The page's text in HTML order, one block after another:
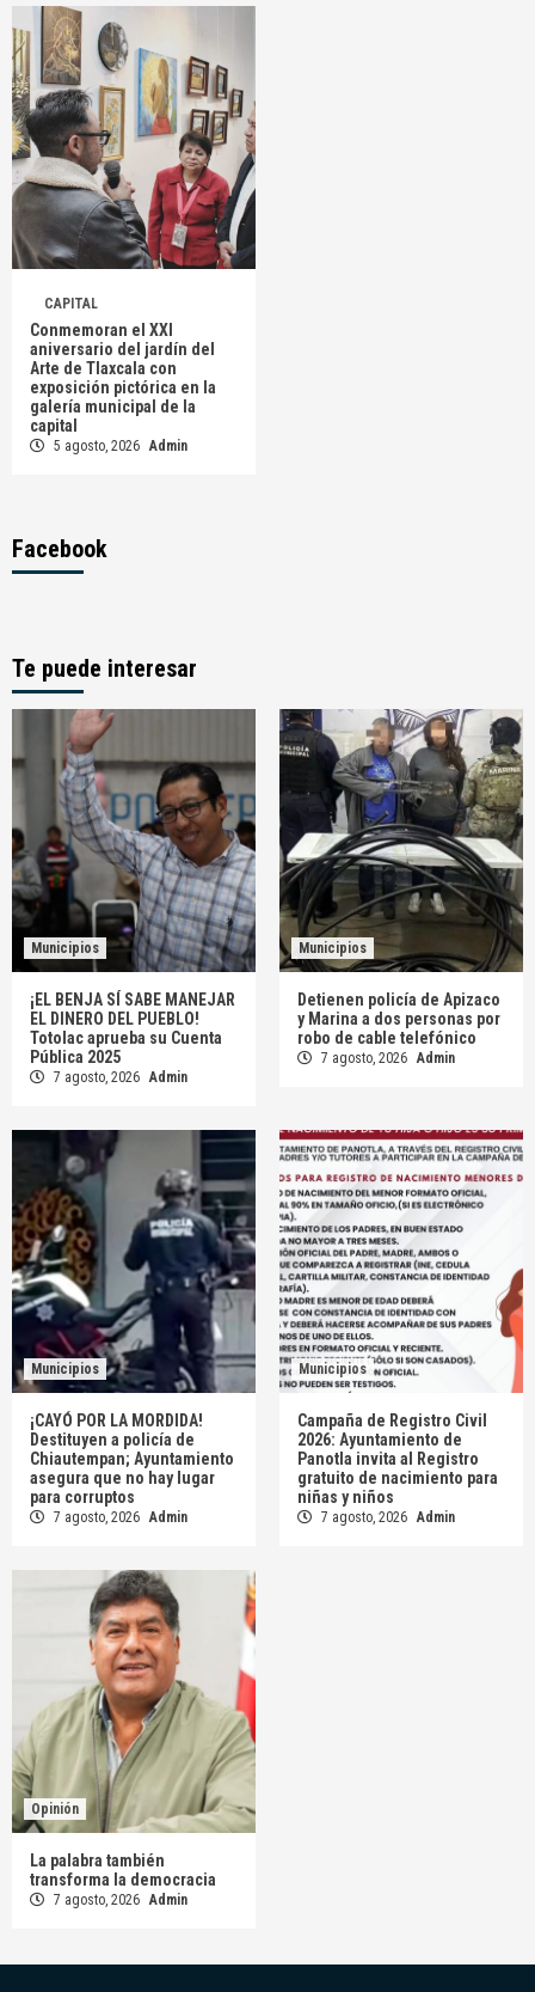
CAPITAL
Conmemoran el XXI
aniversario del jardín del
Arte de Tlaxcala con
exposición pictórica en la
galería municipal de la
capital
5 agosto, 2026 Admin
Facebook
Te puede interesar
Municipios
¡EL BENJA SÍ SABE MANEJAR
EL DINERO DEL PUEBLO!
Totolac aprueba su Cuenta
Pública 2025
7 agosto, 2026 Admin
Municipios
Detienen policía de Apizaco
y Marina a dos personas por
robo de cable telefónico
7 agosto, 2026 Admin
Municipios
¡CAYÓ POR LA MORDIDA!
Destituyen a policía de
Chiautempan; Ayuntamiento
asegura que no hay lugar
para corruptos
7 agosto, 2026 Admin
Municipios
Campaña de Registro Civil
2026: Ayuntamiento de
Panotla invita al Registro
gratuito de nacimiento para
niñas y niños
7 agosto, 2026 Admin
Opinión
La palabra también
transforma la democracia
7 agosto, 2026 Admin